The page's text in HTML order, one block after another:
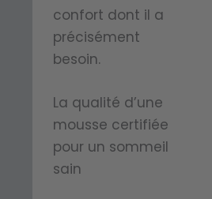
ente
un
nt
rappor
t
nt de
rester
au sec
pour
un
somm
confort dont il a
précisément
besoin.
La qualité d’une
mousse certifiée
pour un sommeil
sain